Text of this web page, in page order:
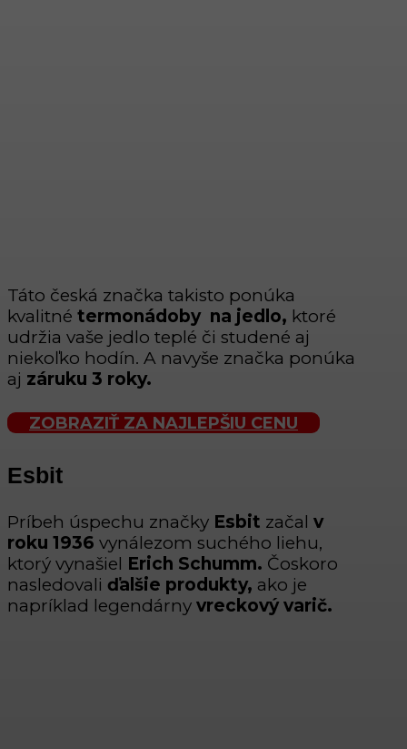
Táto česká značka takisto ponúka
kvalitné termonádoby na jedlo, ktoré
udržia vaše jedlo teplé či studené aj
niekoľko hodín. A navyše značka ponúka
aj záruku 3 roky.
ZOBRAZIŤ ZA NAJLEPŠIU CENU
Esbit
Príbeh úspechu značky Esbit začal v
roku 1936 vynálezom suchého liehu,
ktorý vynašiel Erich Schumm. Čoskoro
nasledovali ďalšie produkty, ako je
napríklad legendárny vreckový varič.